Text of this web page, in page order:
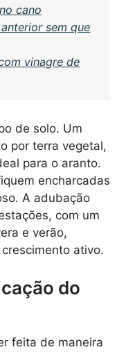
cano
sem que
vinagre de
de solo. Um
por terra vegetal,
para o aranto.
encharcadas
A adubação
com um
e verão,
ativo.
do
feita de maneira